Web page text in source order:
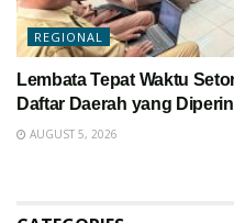
REGIONAL
Lembata Tepat Waktu
Daftar Daerah yang
AUGUST 5, 2026